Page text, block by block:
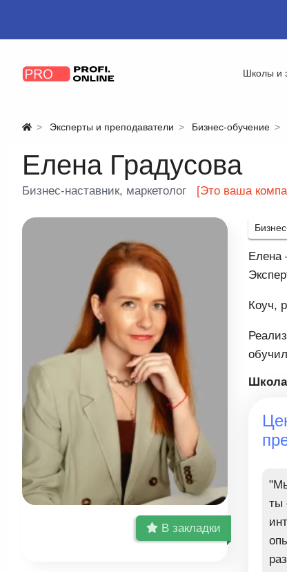
Школы и
Эксперты и преподаватели Бизнес-обучение
Елена Градусова
Бизнес-наставник, маркетолог [Это ваша
В закладки
Елена
Коуч,
ты